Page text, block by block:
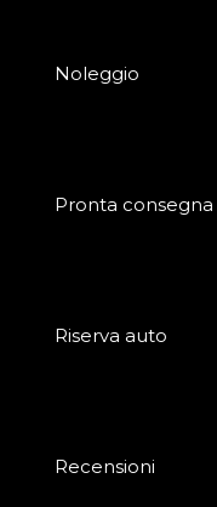
Noleggio
Pronta consegna
Riserva auto
Recensioni